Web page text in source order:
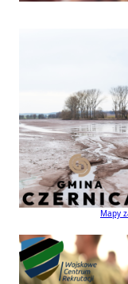
Mapy